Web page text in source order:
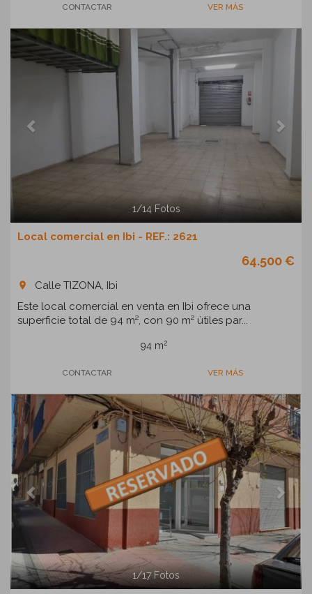
CONTACTAR VER MÁS
Previous Next
1/14 Fotos
Local comercial en Ibi - REF.: 2621
64.500 €
room
Calle TIZONA, Ibi
Este local comercial en venta en Ibi ofrece una
superficie total de 94 m², con 90 m² útiles par...
94 m2
CONTACTAR VER MÁS
Previous Next
1/17Fotos